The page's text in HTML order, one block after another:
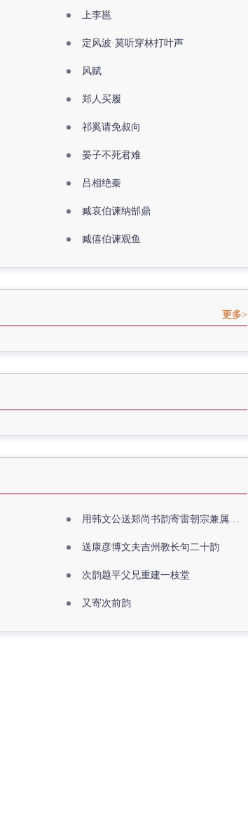
上李邕
定风波·莫听穿林打叶声
风赋
郑人买履
祁奚请免叔向
晏子不死君难
吕相绝秦
臧哀伯谏纳郜鼎
臧僖伯谏观鱼
更多>
用韩文公送郑尚书韵寄雷朝宗兼属欧阳全真
送康彦博文夫吉州教长句二十韵
次韵题平父兄重建一枝堂
又寄次前韵